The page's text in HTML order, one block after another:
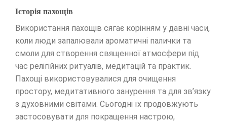
Історія пахощів
Використання пахощів сягає корінням у давні часи,
коли люди запалювали ароматичні палички та
смоли для створення священної атмосфери під
час релігійних ритуалів, медитацій та практик.
Пахощі використовувалися для очищення
простору, медитативного занурення та для зв’язку
з духовними світами. Сьогодні їх продовжують
застосовувати для покращення настрою,